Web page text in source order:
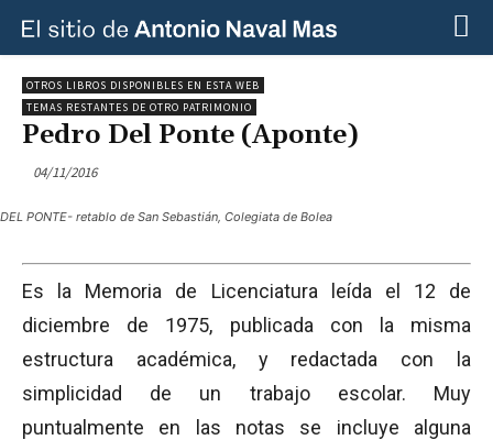
OTROS LIBROS DISPONIBLES EN ESTA WEB
TEMAS RESTANTES DE OTRO PATRIMONIO
Pedro Del Ponte (Aponte)
04/11/2016
DEL PONTE- retablo de San Sebastián, Colegiata de Bolea
Es la Memoria de Licenciatura leída el 12 de
diciembre de 1975, publicada con la misma
estructura académica, y redactada con la
simplicidad de un trabajo escolar. Muy
puntualmente en las notas se incluye alguna